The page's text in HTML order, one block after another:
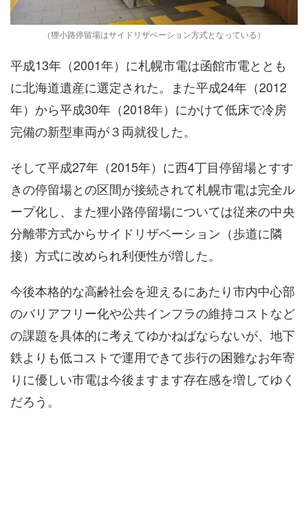
（狸小路停留場はサイドリザベーション方式となっている）
平成13年（2001年）に札幌市電は函館市電ととも
に北海道遺産に選定された。また平成24年（2012
年）から平成30年（2018年）にかけて低床で冷房
完備の新型車両が３両就役した。
そして平成27年（2015年）に西4丁目停留場とすす
きの停留場との区間が接続されて札幌市電は完全ル
ープ化し、また狸小路停留場については従来の中央
分離帯方式からサイドリザベーション（歩道に隣
接）方式に改められ利便性が増した。
今後本格的な高齢社会を迎えるにあたり市内中心部
のバリアフリー化や公共インフラの維持コストなど
の課題を具体的に考えてゆかねばならないが、地下
鉄よりも低コストで運用できて歩行の困難なお年寄
りに優しい市電は今後ますます存在感を増してゆく
だろう。